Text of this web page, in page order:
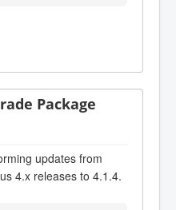
Package
updates from
4.x releases to 4.1.4.